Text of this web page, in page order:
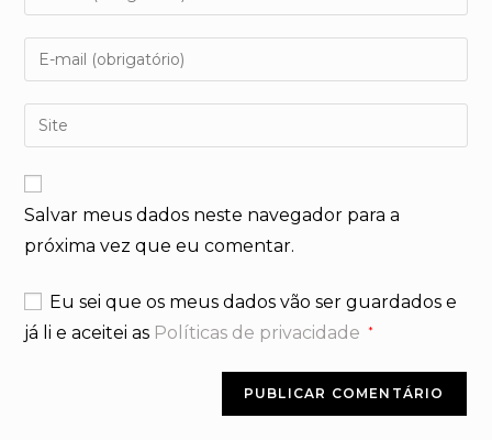
seu
nome
ou
de
usuário
para
comentar
Digite
seu
endereço
de
mail
para
comentar
Digite
o
URL
do
seu
site
Salvar meus dados neste navegador para a
próxima vez que eu comentar.
Eu sei que os meus dados vão ser guardados e
já li e aceitei as Políticas de privacidade *